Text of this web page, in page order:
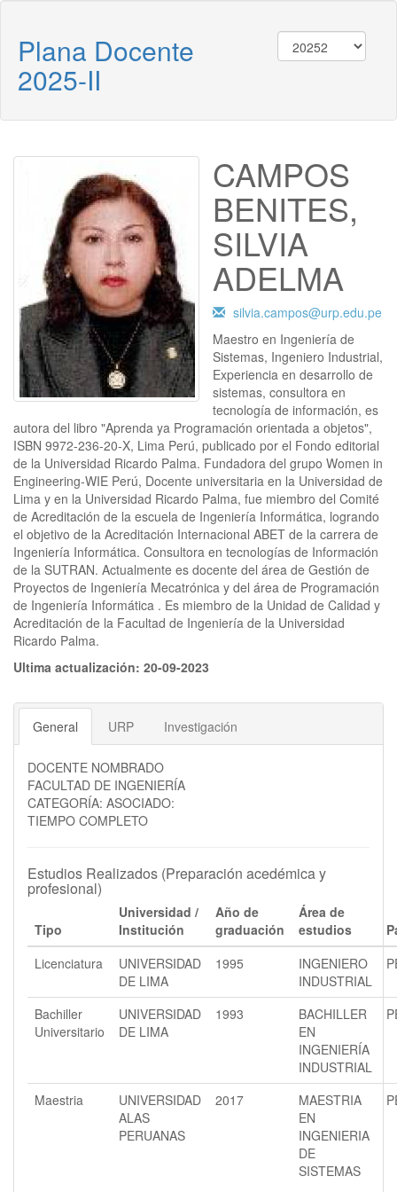
Plana Docente
2025-II
CAMPOS
BENITES,
SILVIA
ADELMA
silvia.campos@urp.edu.pe
Maestro en Ingeniería de
Sistemas, Ingeniero Industrial,
Experiencia en desarrollo de
sistemas, consultora en
tecnología de información, es
autora del libro "Aprenda ya Programación orientada a objetos",
ISBN 9972-236-20-X, Lima Perú, publicado por el Fondo editorial
de la Universidad Ricardo Palma. Fundadora del grupo Women in
Engineering-WIE Perú, Docente universitaria en la Universidad de
Lima y en la Universidad Ricardo Palma, fue miembro del Comité
de Acreditación de la escuela de Ingeniería Informática, logrando
el objetivo de la Acreditación Internacional ABET de la carrera de
Ingeniería Informática. Consultora en tecnologías de Información
de la SUTRAN. Actualmente es docente del área de Gestión de
Proyectos de Ingeniería Mecatrónica y del área de Programación
de Ingeniería Informática . Es miembro de la Unidad de Calidad y
Acreditación de la Facultad de Ingeniería de la Universidad
Ricardo Palma.
Ultima actualización: 20-09-2023
General URP Investigación
DOCENTE NOMBRADO
FACULTAD DE INGENIERÍA
CATEGORÍA: ASOCIADO:
TIEMPO COMPLETO
Estudios Realizados (Preparación acedémica y
profesional)
Tipo
Universidad /
Institución
Año de
graduación
Área de
estudios
Licenciatura
UNIVERSIDAD
DE LIMA
1995
INGENIERO
INDUSTRIAL
Bachiller
Universitario
UNIVERSIDAD
DE LIMA
1993
BACHILLER
EN
INGENIERÍA
INDUSTRIAL
Maestria
UNIVERSIDAD
ALAS
PERUANAS
2017
MAESTRIA
EN
INGENIERIA
DE
SISTEMAS